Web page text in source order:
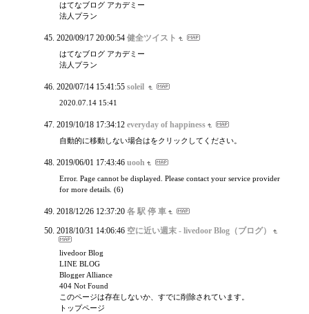
はてなブログ アカデミー
法人プラン
2020/09/17 20:00:54 健全ツイスト
はてなブログ アカデミー
法人プラン
2020/07/14 15:41:55 soleil
2020.07.14 15:41
2019/10/18 17:34:12 everyday of happiness
自動的に移動しない場合はをクリックしてください。
2019/06/01 17:43:46 uooh
Error. Page cannot be displayed. Please contact your service provider
for more details. (6)
2018/12/26 12:37:20 各 駅 停 車
2018/10/31 14:06:46 空に近い週末 - livedoor Blog（ブログ）
livedoor Blog
LINE BLOG
Blogger Alliance
404 Not Found
このページは存在しないか、すでに削除されています。
トップページ